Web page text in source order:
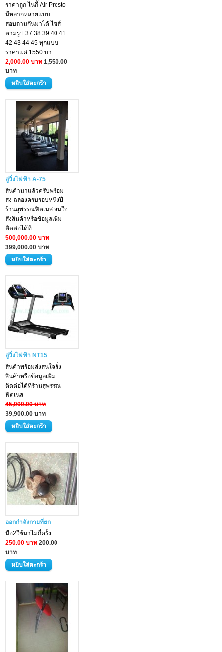
ราคาถูก ไนกี้ Air Presto
มีหลากหลายแบบ
สอบถามกันมาได้ ไซส์
ตามรูป 37 38 39 40 41
42 43 44 45 ทุกแบบ
ราคาแค่ 1550 บา
2,000.00 บาท 1,550.00
บาท
ลู่วิ่งไฟฟ้า A-75
สินค้ามาแล้วครับพร้อม
ส่ง ฉลองครบรอบหนึ่งปี
ร้านสุพรรณฟิตเนส สนใจ
สั่งสินค้าหรือข้อมูลเพิ่ม
ติดต่อได้ที่
500,000.00 บาท
399,000.00 บาท
ลู่วิ่งไฟฟ้า NT15
สินค้าพร้อมส่งสนใจสั่ง
สินค้าหรือข้อมูลเพิ่ม
ติดต่อได้ที่ร้านสุพรรณ
ฟิตเนส
45,000.00 บาท
39,900.00 บาท
ออกกำลังกายที่ยก
มือ2ใช้มาไม่กี่ครั้ง
250.00 บาท 200.00
บาท